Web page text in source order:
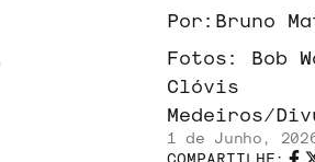
Por: Bruno
Fotos: Bob
Clóvis
Medeiros/
1 de Junho,
COMPARTILHE: